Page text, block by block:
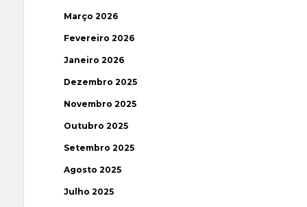
Março 2026
Fevereiro 2026
Janeiro 2026
Dezembro 2025
Novembro 2025
Outubro 2025
Setembro 2025
Agosto 2025
Julho 2025